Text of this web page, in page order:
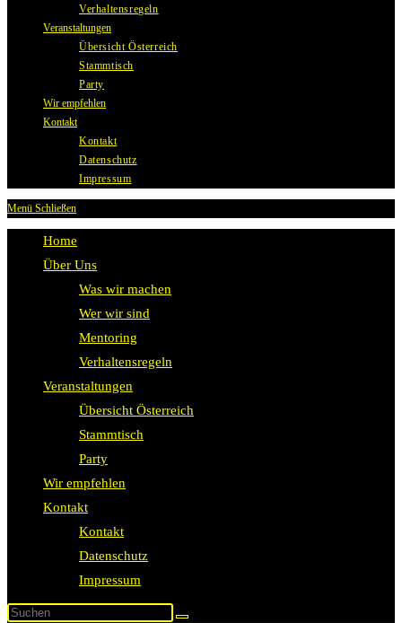
Verhaltensregeln
Veranstaltungen
Übersicht Österreich
Stammtisch
Party
Wir empfehlen
Kontakt
Kontakt
Datenschutz
Impressum
Menü Schließen
Home
Über Uns
Was wir machen
Wer wir sind
Mentoring
Verhaltensregeln
Veranstaltungen
Übersicht Österreich
Stammtisch
Party
Wir empfehlen
Kontakt
Kontakt
Datenschutz
Impressum